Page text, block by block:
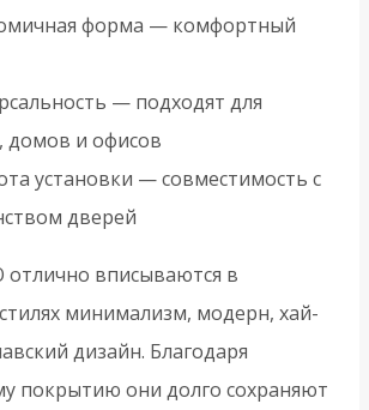
форма — комфортный
— подходят для
домов и офисов
установки — совместимость с
дверей
отлично вписываются в
минимализм, модерн, хай-
дизайн. Благодаря
покрытию они долго сохраняют